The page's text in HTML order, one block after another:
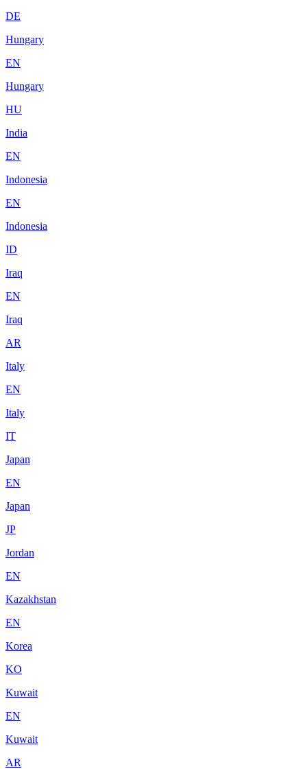
DE
Hungary
EN
Hungary
HU
India
EN
Indonesia
EN
Indonesia
ID
Iraq
EN
Iraq
AR
Italy
EN
Italy
IT
Japan
EN
Japan
JP
Jordan
EN
Kazakhstan
EN
Korea
KO
Kuwait
EN
Kuwait
AR